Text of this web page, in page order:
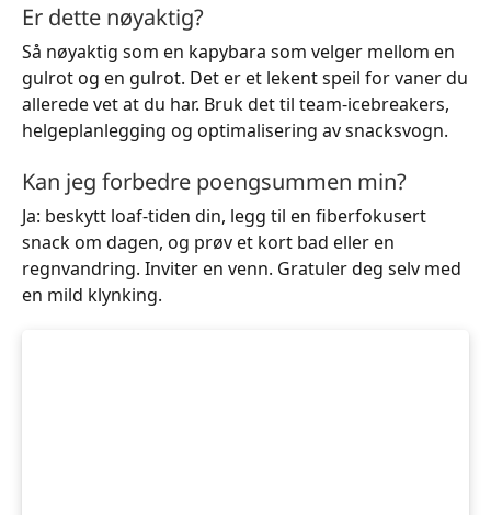
Er dette nøyaktig?
Så nøyaktig som en kapybara som velger mellom en
gulrot og en gulrot. Det er et lekent speil for vaner du
allerede vet at du har. Bruk det til team-icebreakers,
helgeplanlegging og optimalisering av snacksvogn.
Kan jeg forbedre poengsummen min?
Ja: beskytt loaf-tiden din, legg til en fiberfokusert
snack om dagen, og prøv et kort bad eller en
regnvandring. Inviter en venn. Gratuler deg selv med
en mild klynking.